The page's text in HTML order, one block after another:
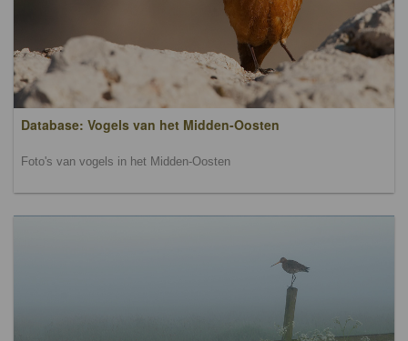
Database: Vogels van het Midden-Oosten
Foto's van vogels in het Midden-Oosten